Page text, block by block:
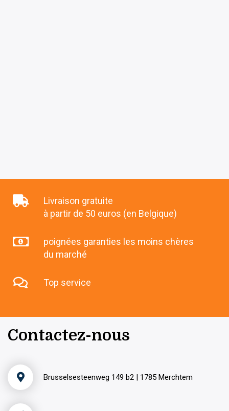
Livraison gratuite
à partir de 50 euros (en Belgique)
poignées garanties les moins chères
du marché
Top service
Contactez-nous
Brusselsesteenweg 149 b2 | 1785 Merchtem